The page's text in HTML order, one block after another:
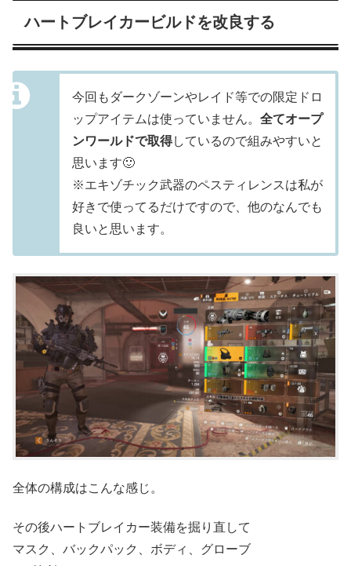
ハートブレイカービルドを改良する
今回もダークゾーンやレイド等での限定ドロ
ップアイテムは使っていません。 全てオープ
ンワールドで取得しているので組みやすいと
思います🙂
※エキゾチック武器のペスティレンスは私が
好きで使ってるだけですので、他のなんでも
良いと思います。
全体の構成はこんな感じ。
その後ハートブレイカー装備を掘り直して
マスク、バックパック、ボディ、グローブ